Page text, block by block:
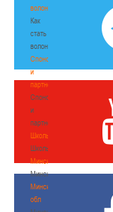
волонтером
Как
стать
волонтером
Спонсоры
и
партнеры
Спонсоры
и
партнеры
Школы
Школы
Минск
Минск
Минская
обл